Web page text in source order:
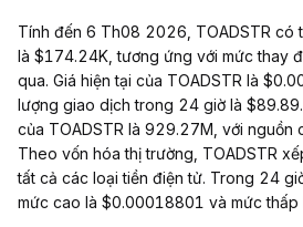
Tính đến 6 Th08 2026, TOADSTR có
là $174.24K, tương ứng với mức thay
qua. Giá hiện tại của TOADSTR là
lượng giao dịch trong 24 giờ là
của TOADSTR là 929.27M, với nguồn
Theo vốn hóa thị trường, TOADSTR
tất cả các loại tiền điện tử. Trong 24
mức cao là $0.00018801 và mức